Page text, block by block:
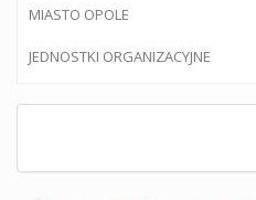
MIASTO OPOLE
JEDNOSTKI ORGANIZACYJNE